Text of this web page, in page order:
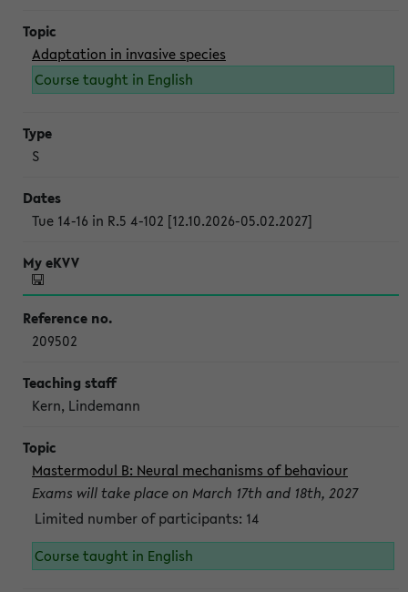
Adaptation in invasive species
Course taught in English
S
Tue 14-16 in R.5 4-102 [12.10.2026-05.02.2027]
209502
Kern, Lindemann
Mastermodul B: Neural mechanisms of behaviour
Exams will take place on March 17th and 18th, 2027
Limited number of participants: 14
Course taught in English